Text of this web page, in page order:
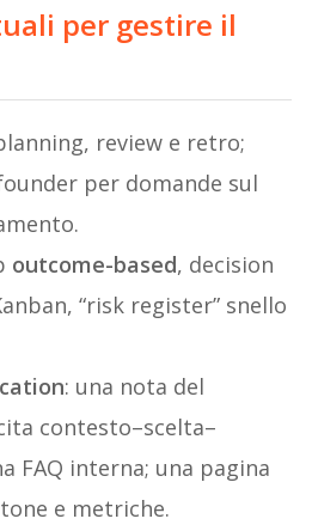
per gestire il
review e retro;
per domande sul
outcome-based, decision
“risk register” snello
: una nota del
contesto–scelta–
FAQ interna; una pagina
e metriche.